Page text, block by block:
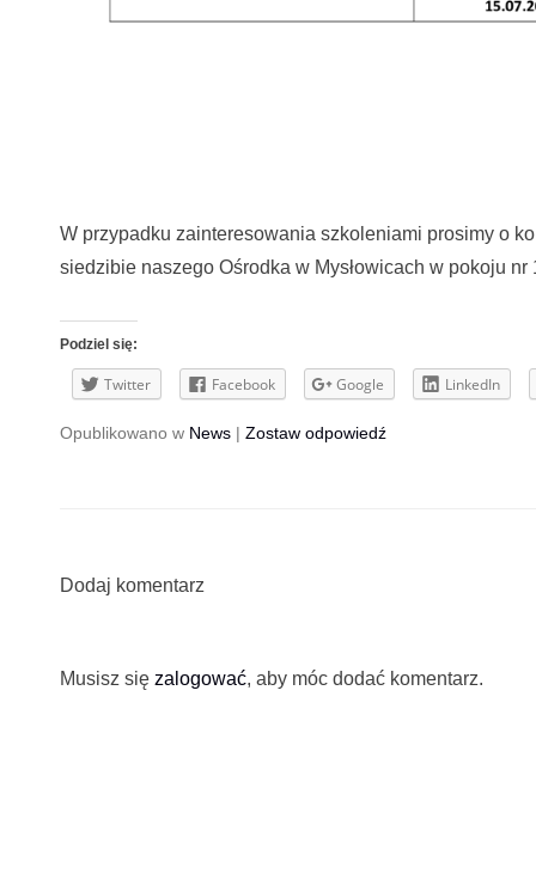
W przypadku zainteresowania szkoleniami prosimy o
siedzibie naszego Ośrodka w Mysłowicach w pokoju nr
Podziel się:
Twitter Facebook Google LinkedIn
Opublikowano w News | Zostaw odpowiedź
Dodaj komentarz
Musisz się zalogować, aby móc dodać komentarz.